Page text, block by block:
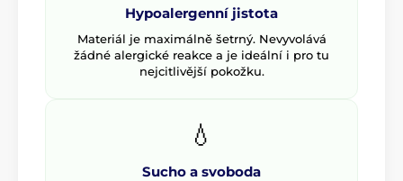
Hypoalergenní jistota
Materiál je maximálně šetrný. Nevyvolává
žádné alergické reakce a je ideální i pro tu
nejcitlivější pokožku.
💧
Sucho a svoboda